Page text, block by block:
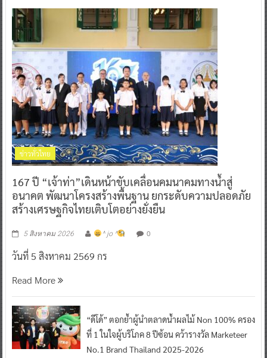
ข่าวทั่วไทย
167 ปี “เจ้าท่า”เดินหน้าขับเคลื่อนคมนาคมทางน้ำสู่
อนาคต พัฒนาโครงสร้างพื้นฐาน ยกระดับความปลอดภัย
สร้างเศรษฐกิจไทยเติบโตอย่างยั่งยืน
5 สิงหาคม 2026 ^ jo ^ 0
วันที่ 5 สิงหาคม 2569 กร
Read More
“ดีโด้” ตอกย้ำผู้นำตลาดน้ำผลไม้ Non 100% ครอง
ที่ 1 ในใจผู้บริโภค 8 ปีซ้อน คว้ารางวัล Marketeer
No.1 Brand Thailand 2025-2026